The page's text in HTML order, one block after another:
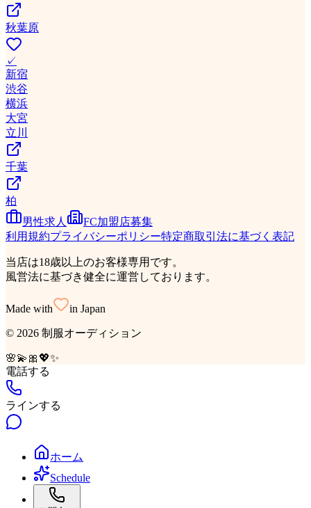
秋葉原
✓
新宿
渋谷
横浜
大宮
立川
千葉
柏
男性求人
FC加盟店募集
利用規約プライバシーポリシー特定商取引法に基づく表記
当店は18歳以上のお客様専用です。
風営法に基づき健全に運営しております。
Made with in Japan
© 2026 制服オーディション
🌸💫 🎀 💖✨
電話する
ラインする
ホーム
Schedule